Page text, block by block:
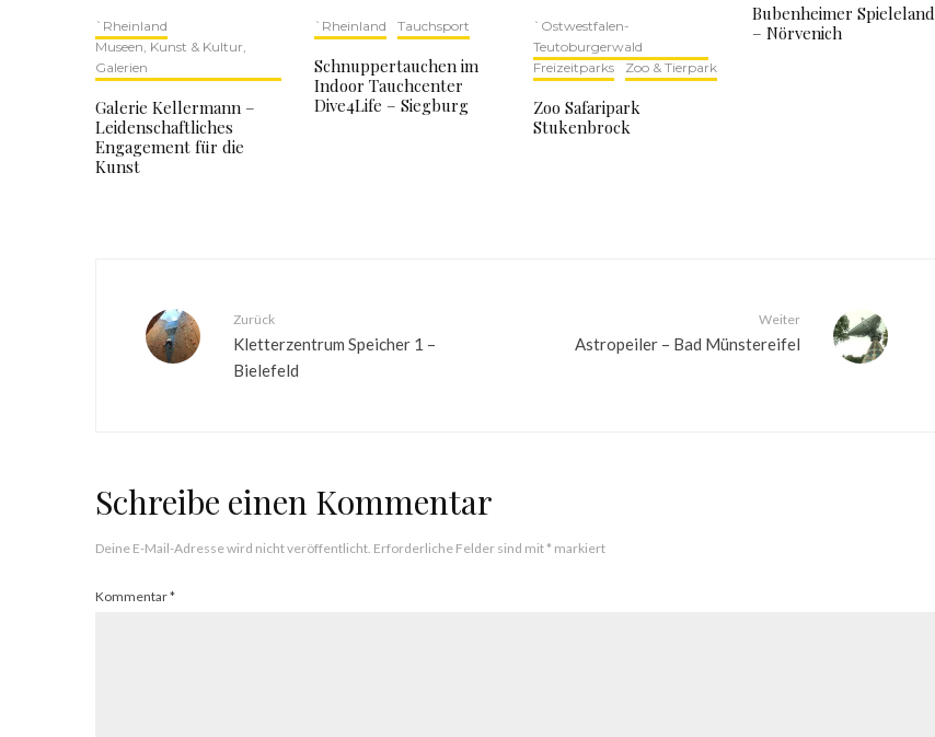
`Rheinland
Museen, Kunst & Kultur,
Galerien
Galerie Kellermann –
Leidenschaftliches
Engagement für die
Kunst
`Rheinland Tauchsport
Schnuppertauchen im
Indoor Tauchcenter
Dive4Life – Siegburg
`Ostwestfalen-
Teutoburgerwald
Freizeitparks
Zoo & Tierpark
Zoo Safaripark
Stukenbrock
Bubenheimer Spieleland
– Nörvenich
Zurück
Kletterzentrum Speicher 1 –
Bielefeld
Weiter
Astropeiler – Bad Münstereifel
Schreibe einen Kommentar
Deine E-Mail-Adresse wird nicht veröffentlicht. Erforderliche Felder sind mit* markiert
Kommentar*